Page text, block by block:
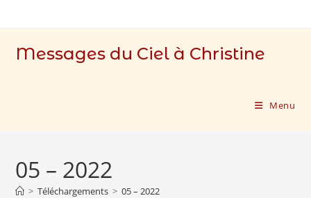
to
Messages du Ciel à Christine
Menu
05 – 2022
> Téléchargements > 05 – 2022